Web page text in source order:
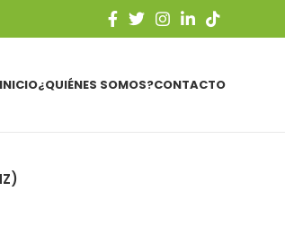
INICIO¿QUIÉNES SOMOS?CONTACTO